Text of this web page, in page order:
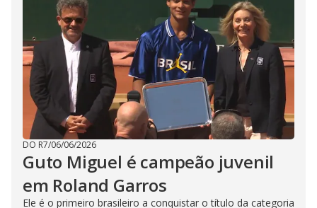
DO R7/06/06/2026
Guto Miguel é campeão juvenil
em Roland Garros
Ele é o primeiro brasileiro a conquistar o título da categoria